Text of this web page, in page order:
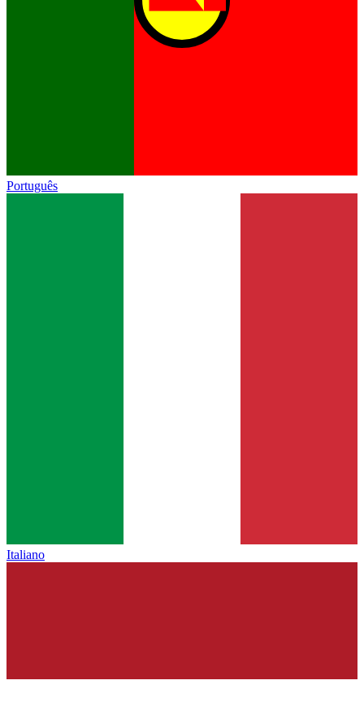
Português
Italiano